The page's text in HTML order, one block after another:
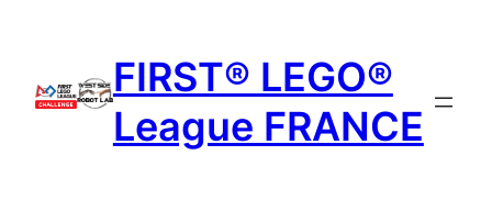
contenu
FIRST® LEGO®
League FRANCE